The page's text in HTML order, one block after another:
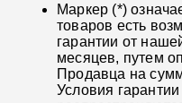
Маркер (*)
товаров есть
гарантии от
месяцев, путем
Продавца на
Условия